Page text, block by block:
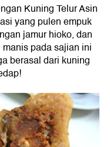
Kuning Telur Asin
yang pulen empuk
jamur hioko, dan
pada sajian ini
berasal dari kuning